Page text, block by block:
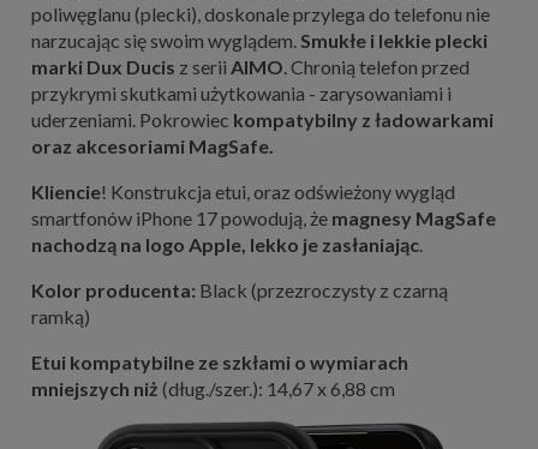
poliwęglanu (plecki), doskonale przylega do telefonu nie
narzucając się swoim wyglądem. Smukłe i lekkie plecki
marki Dux Ducis z serii AIMO . Chronią telefon przed
przykrymi skutkami użytkowania - zarysowaniami i
uderzeniami. Pokrowiec kompatybilny z ładowarkami
oraz akcesoriami MagSafe.
Kliencie! Konstrukcja etui, oraz odświeżony wygląd
smartfonów iPhone 17 powodują, że magnesy MagSafe
nachodzą na logo Apple, lekko je zasłaniając
Kolor producenta: Black (przezroczysty z czarną
ramką)
Etui kompatybilne ze szkłami o wymiarach
mniejszych niż (dług./szer.): 14,67 x 6,88 cm